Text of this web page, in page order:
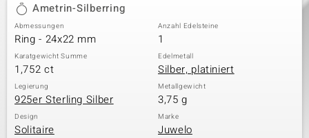
Classics
Ametrin-Silberring
Abmessungen
Ring - 24x22 mm
Anzahl Edelsteine
1
Karatgewicht Summe
1,752 ct
Edelmetall
Silber, platiniert
Legierung
925er Sterling Silber
Metallgewicht
3,75 g
Design
Solitaire
Marke
Juwelo